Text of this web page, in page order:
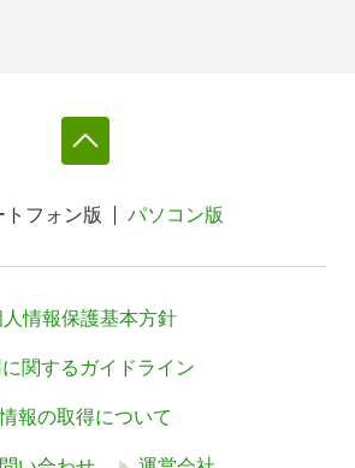
トフォン版 パソコン版
人情報保護基本方針
関するガイドライン
報の取得について